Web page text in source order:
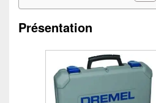
Présentation